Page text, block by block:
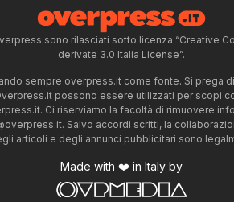
sono rilasciati sotto licenza “Creative
derivate 3.0 Italia License”.
sempre overpress.it come fonte. Si prega
possono essere utilizzati per scopi
. Ci riserviamo la facoltà di rimuovere
. Salvo accordi scritti, la
articoli e degli annunci pubblicitari sono
Made with ❤️ in Italy by